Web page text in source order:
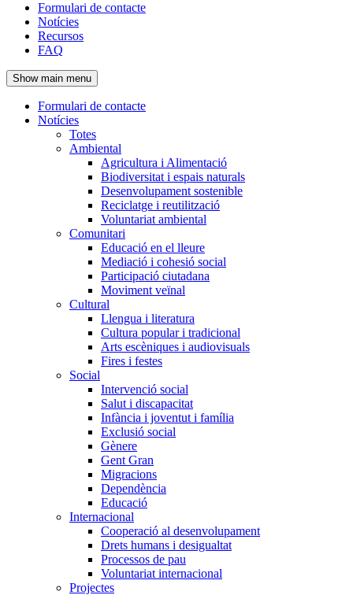
Navegació
principal
de
l'encapçalament
Formulari de contacte
Notícies
Recursos
FAQ
Show main menu
Navegació
principal
Formulari de contacte
Notícies
Totes
Ambiental
Agricultura i Alimentació
Biodiversitat i espais naturals
Desenvolupament sostenible
Reciclatge i reutilització
Voluntariat ambiental
Comunitari
Educació en el lleure
Mediació i cohesió social
Participació ciutadana
Moviment veïnal
Cultural
Llengua i literatura
Cultura popular i tradicional
Arts escèniques i audiovisuals
Fires i festes
Social
Intervenció social
Salut i discapacitat
Infància i joventut i família
Exclusió social
Gènere
Gent Gran
Migracions
Dependència
Educació
Internacional
Cooperació al desenvolupament
Drets humans i desigualtat
Processos de pau
Voluntariat internacional
Projectes